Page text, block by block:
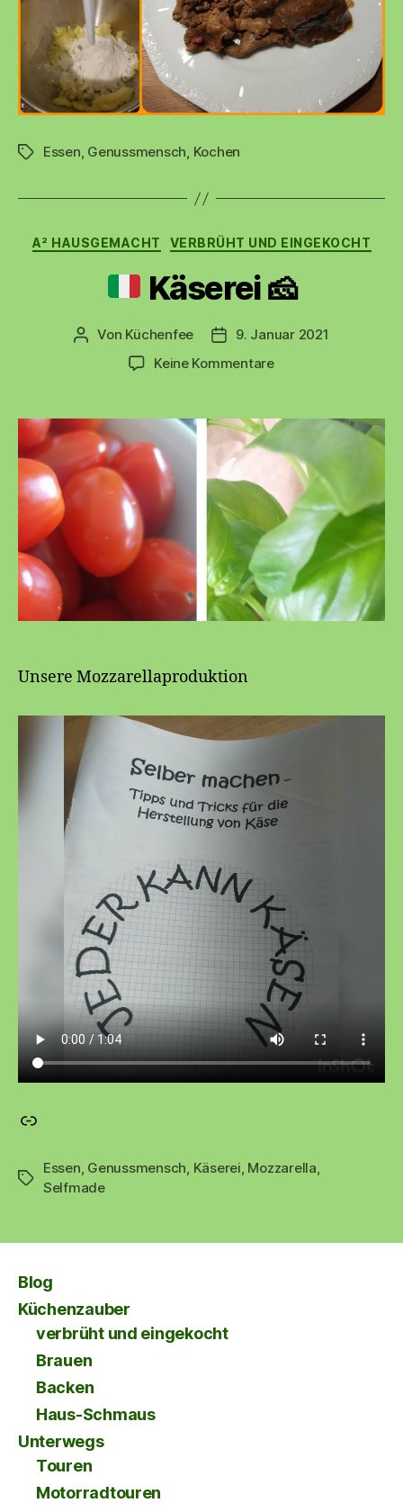
Schlagwörter
Essen, Genussmensch, Kochen
Kategorien
A² HAUSGEMACHT VERBRÜHT UND EINGEKOCHT
Käserei🧀
Beitragsautor
Von Küchenfee Beitragsdatum
9. Januar 2021
Keine Kommentarezu
🧀
Unsere Mozzarellaproduktion
Material für das Käsen – hervorragender Shop (*Werbung*)
Schlagwörter
Essen, Genussmensch, Käserei, Mozzarella,
Selfmade
Blog
Küchenzauber
verbrüht und eingekocht
Brauen
Backen
Haus-Schmaus
Unterwegs
Touren
Motorradtouren